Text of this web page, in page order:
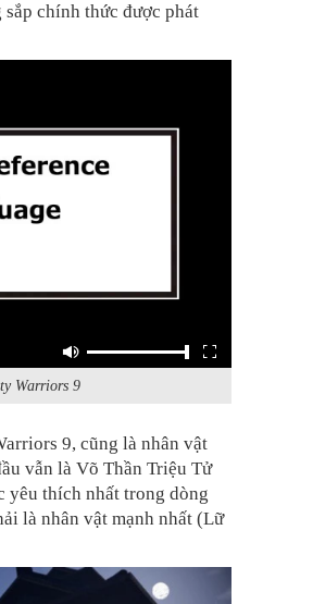
sắp chính thức được phát
Warriors 9
9, cũng là nhân vật
vẫn là Võ Thần Triệu Tử
yêu thích nhất trong dòng
là nhân vật mạnh nhất (Lữ